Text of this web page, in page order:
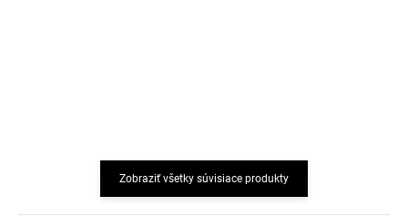
Zobraziť všetky súvisiace produkty